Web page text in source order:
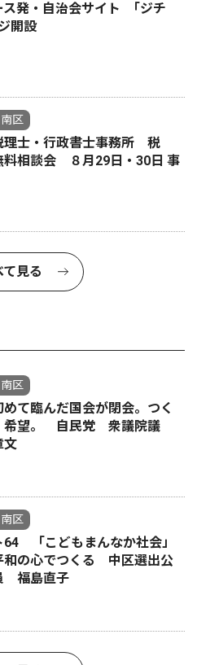
ス発・自治会サイト ｢ジチ
開設
区
理士・行政書士事務所 税
料相談会 ８月29日・30日 事
て見る
区
て臨んだ国会が閉会。つく
希望。 自民党 衆議院議
区
64 「こどもまんなか社会」
の心でつくる 中区選出公
福島直子